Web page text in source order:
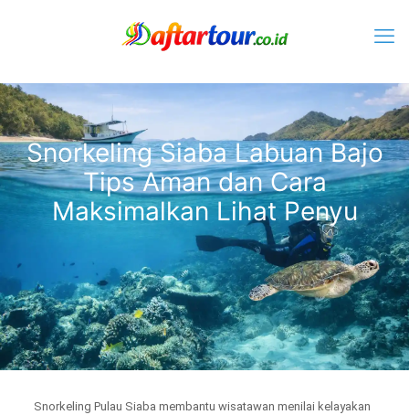
Snorkeling Siaba Labuan Bajo
Tips Aman dan Cara
Maksimalkan Lihat Penyu
Snorkeling Pulau Siaba membantu wisatawan menilai kelayakan